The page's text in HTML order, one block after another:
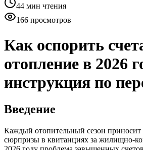
44 мин чтения
166 просмотров
Как оспорить
отопление в 2026
инструкция по
Введение
Каждый отопительный сезон
сюрпризы в квитанциях за жилищно-